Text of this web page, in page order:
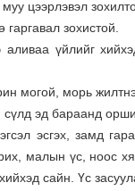
цээрлэвэл
зохистой.
үйлийг
могой, морь
эд бараанд
эсгэх, замд
малын үс, ноос
сайн. Үс